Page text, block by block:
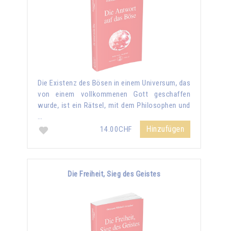
Die Existenz des Bösen in einem Universum, das
von einem vollkommenen Gott geschaffen
wurde, ist ein Rätsel, mit dem Philosophen und
…
14.00CHF
Hinzufügen
Die Freiheit, Sieg des Geistes